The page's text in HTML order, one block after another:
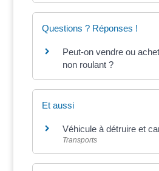
Questions ? Réponses !
Peut-on vendre ou
non roulant ?
Et aussi
Véhicule à détruire et
Transports